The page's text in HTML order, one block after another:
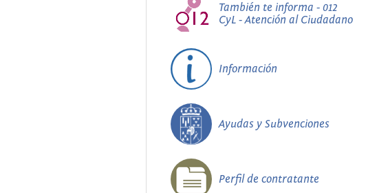
También te informa - 012
CyL - Atención al Ciudadano
Información
Ayudas y Subvenciones
Perfil de contratante